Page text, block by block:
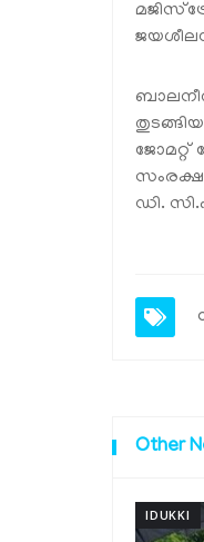
ജോമറ്റ്
ഡി.
Other
IDUKKI